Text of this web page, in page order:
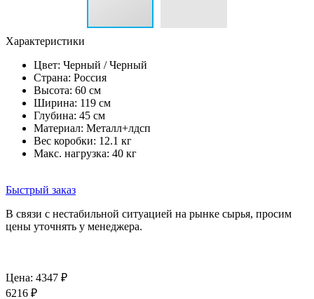
Характеристики
Цвет: Черный / Черный
Страна: Россия
Высота: 60 см
Ширина: 119 см
Глубина: 45 см
Материал: Металл+лдсп
Вес коробки: 12.1 кг
Макс. нагрузка: 40 кг
Быстрый заказ
В связи с нестабильной ситуацией на рынке сырья, просим
цены уточнять у менеджера.
Цена: 4347 ₽
6216 ₽